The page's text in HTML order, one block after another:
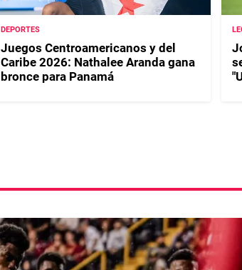
DEPORTES
Juegos Centroamericanos y del
Caribe 2026: Nathalee Aranda gana
bronce para Panamá